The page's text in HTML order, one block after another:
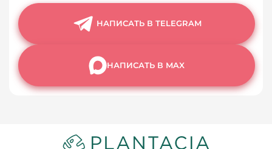
НАПИСАТЬ В TELEGRAM
НАПИСАТЬ В MAX